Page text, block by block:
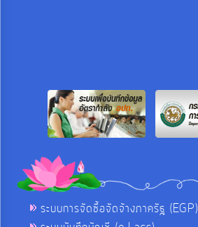
ระบบการจัดซื้อจัดจ้างภาครัฐ (EGP)